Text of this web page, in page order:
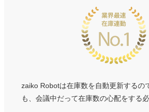
zaiko Robotは在庫数を自動更新するの
も、会議中だって在庫数の心配をする